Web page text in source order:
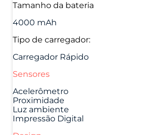
Tamanho da bateria
4000 mAh
Tipo de carregador:
Carregador Rápido
Sensores
Acelerômetro
Proximidade
Luz ambiente
Impressão Digital